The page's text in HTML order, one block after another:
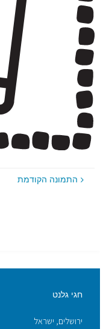
התמונה הקודמת
חגי גלנט
ירושלים, ישראל